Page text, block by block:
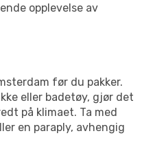
opplevelse av
før du pakker.
eller badetøy, gjør det
på klimaet. Ta med
en paraply, avhengig